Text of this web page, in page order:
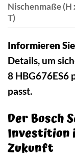
Nischenmaße (H
T)
Informieren
Details, um
8 HBG676ES6
passt.
Der Bosch
Investition
Zukunft